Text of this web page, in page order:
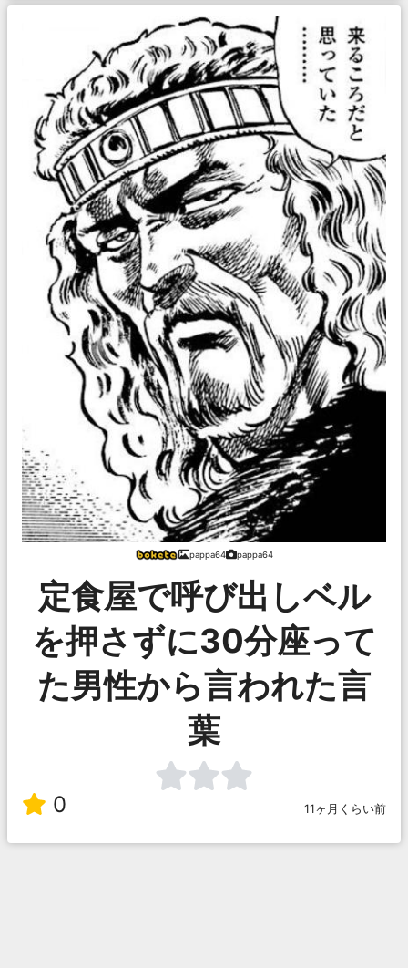
pappa64 pappa64
定食屋で呼び出しベル
を押さずに30分座って
た男性から言われた言
葉
0 11ヶ月くらい前